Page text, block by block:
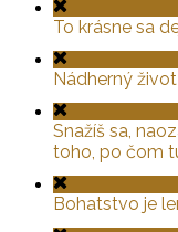
To krásne sa
Nádherný
Snažíš sa,
toho, po čom
Bohatstvo je